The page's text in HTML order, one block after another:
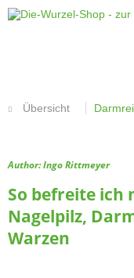
Übersicht
Author: Ingo Rittmeyer
So befreite ich
Nagelpilz,
Warzen